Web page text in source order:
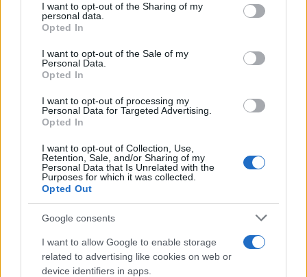
not limited to your visit or usage behaviour. You may click to
grant or deny consent to Google and its third-party tags to
use your data for below specified purposes in below Google
consent section.
I want to opt-out of the Sharing of my
personal data.
Opted In
I want to opt-out of the Sale of my
Personal Data.
Opted In
I want to opt-out of processing my
Personal Data for Targeted Advertising.
Opted In
I want to opt-out of Collection, Use,
Retention, Sale, and/or Sharing of my
Personal Data that Is Unrelated with the
Purposes for which it was collected.
Opted Out
Google consents
I want to allow Google to enable storage
related to advertising like cookies on web or
device identifiers in apps.
Scopri Noto: guida alla città barocca più elegante della
Matteo Pellegrino · 9 Ago 2026
BENESSERE